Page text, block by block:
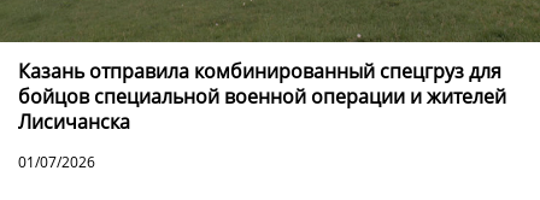
Казань отправила комбинированный спецгруз для
бойцов специальной военной операции и жителей
Лисичанска
01/07/2026